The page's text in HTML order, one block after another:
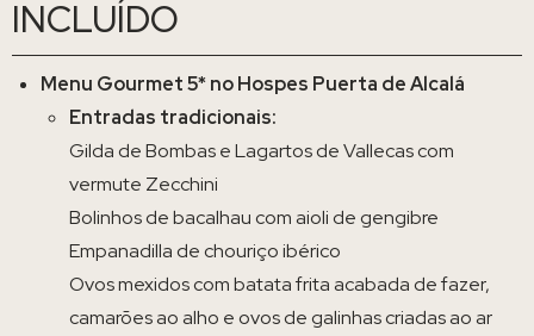
INCLUÍDO
Menu Gourmet 5* no Hospes Puerta de Alcalá
Entradas tradicionais:
Gilda de Bombas e Lagartos de Vallecas com
vermute Zecchini
Bolinhos de bacalhau com aioli de gengibre
Empanadilla de chouriço ibérico
Ovos mexidos com batata frita acabada de fazer,
camarões ao alho e ovos de galinhas criadas ao ar